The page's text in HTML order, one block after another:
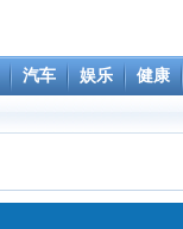
汽车 娱乐 健康